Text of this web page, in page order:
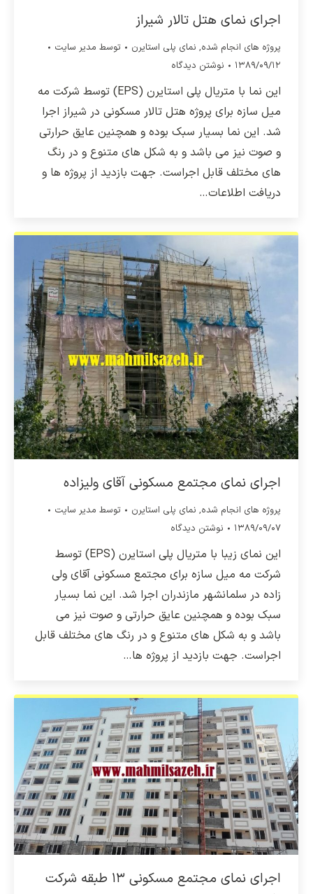
اجرای نمای هتل تالار شیراز
پروژه های انجام شده, نمای پلی استایرن توسط مدیر سایت
۱۳۸۹/۰۹/۱۲
نوشتن دیدگاه
این نما با متریال پلی استایرن (EPS) توسط شرکت مه
میل سازه برای پروژه هتل تالار مسکونی در شیراز اجرا
شد. این نما بسیار سبک بوده و همچنین عایق حرارتی
و صوت نیز می باشد و به شکل های متنوع و در رنگ
های مختلف قابل اجراست. جهت بازدید از پروژه ها و
دریافت اطلاعات…
اجرای نمای مجتمع مسکونی آقای ولیزاده
پروژه های انجام شده, نمای پلی استایرن توسط مدیر سایت
۱۳۸۹/۰۹/۰۷
نوشتن دیدگاه
این نمای زیبا با متریال پلی استایرن (EPS) توسط
شرکت مه میل سازه برای مجتمع مسکونی آقای ولی
زاده در سلمانشهر مازندران اجرا شد. این نما بسیار
سبک بوده و همچنین عایق حرارتی و صوت نیز می
باشد و به شکل های متنوع و در رنگ های مختلف قابل
اجراست. جهت بازدید از پروژه ها…
اجرای نمای مجتمع مسکونی ۱۳ طبقه شرکت